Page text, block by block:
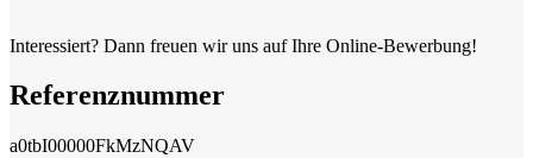
Interessiert? Dann freuen wir uns auf Ihre Online-Bewerbung!
Referenznummer
a0tbI00000FkMzNQAV